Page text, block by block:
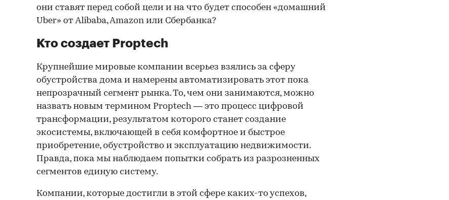
они ставят перед собой цели и на что будет способен «домашний
Uber» от Alibaba, Amazon или Сбербанка?
Кто создает Proptech
Крупнейшие мировые компании всерьез взялись за сферу
обустройства дома и намерены автоматизировать этот пока
непрозрачный сегмент рынка. То, чем они занимаются, можно
назвать новым термином Proptech — это процесс цифровой
трансформации, результатом которого станет создание
экосистемы, включающей в себя комфортное и быстрое
приобретение, обустройство и эксплуатацию недвижимости.
Правда, пока мы наблюдаем попытки собрать из разрозненных
сегментов единую систему.
Компании, которые достигли в этой сфере каких-то успехов,